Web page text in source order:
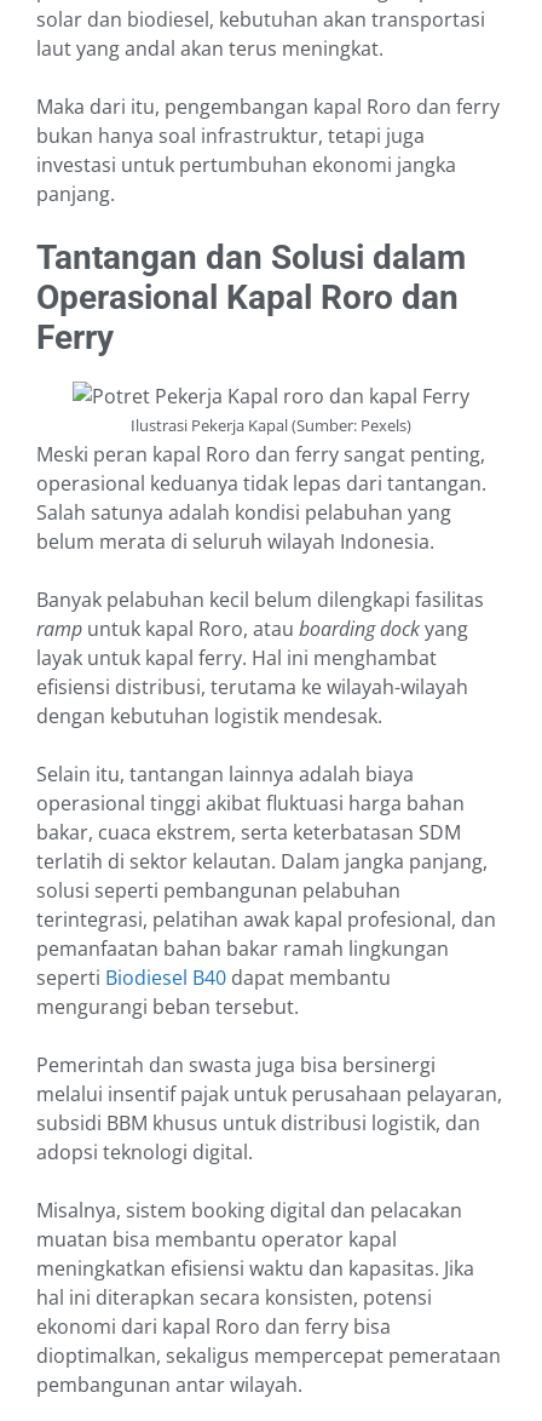
solar dan biodiesel, kebutuhan akan transportasi
laut yang andal akan terus meningkat.
Maka dari itu, pengembangan kapal Roro dan ferry
bukan hanya soal infrastruktur, tetapi juga
investasi untuk pertumbuhan ekonomi jangka
panjang.
Tantangan dan Solusi dalam
Operasional Kapal Roro dan
Ferry
Ilustrasi Pekerja Kapal (Sumber: Pexels)
Meski peran kapal Roro dan ferry sangat penting,
operasional keduanya tidak lepas dari tantangan.
Salah satunya adalah kondisi pelabuhan yang
belum merata di seluruh wilayah Indonesia.
Banyak pelabuhan kecil belum dilengkapi fasilitas
ramp untuk kapal Roro, atau boarding dockyang
layak untuk kapal ferry. Hal ini menghambat
efisiensi distribusi, terutama ke wilayah-wilayah
dengan kebutuhan logistik mendesak.
Selain itu, tantangan lainnya adalah biaya
operasional tinggi akibat fluktuasi harga bahan
bakar, cuaca ekstrem, serta keterbatasan SDM
terlatih di sektor kelautan. Dalam jangka panjang,
solusi seperti pembangunan pelabuhan
terintegrasi, pelatihan awak kapal profesional, dan
pemanfaatan bahan bakar ramah lingkungan
seperti Biodiesel B40 dapat membantu
mengurangi beban tersebut.
Pemerintah dan swasta juga bisa bersinergi
melalui insentif pajak untuk perusahaan pelayaran,
subsidi BBM khusus untuk distribusi logistik, dan
adopsi teknologi digital.
Misalnya, sistem booking digital dan pelacakan
muatan bisa membantu operator kapal
meningkatkan efisiensi waktu dan kapasitas. Jika
hal ini diterapkan secara konsisten, potensi
ekonomi dari kapal Roro dan ferry bisa
dioptimalkan, sekaligus mempercepat pemerataan
pembangunan antar wilayah.